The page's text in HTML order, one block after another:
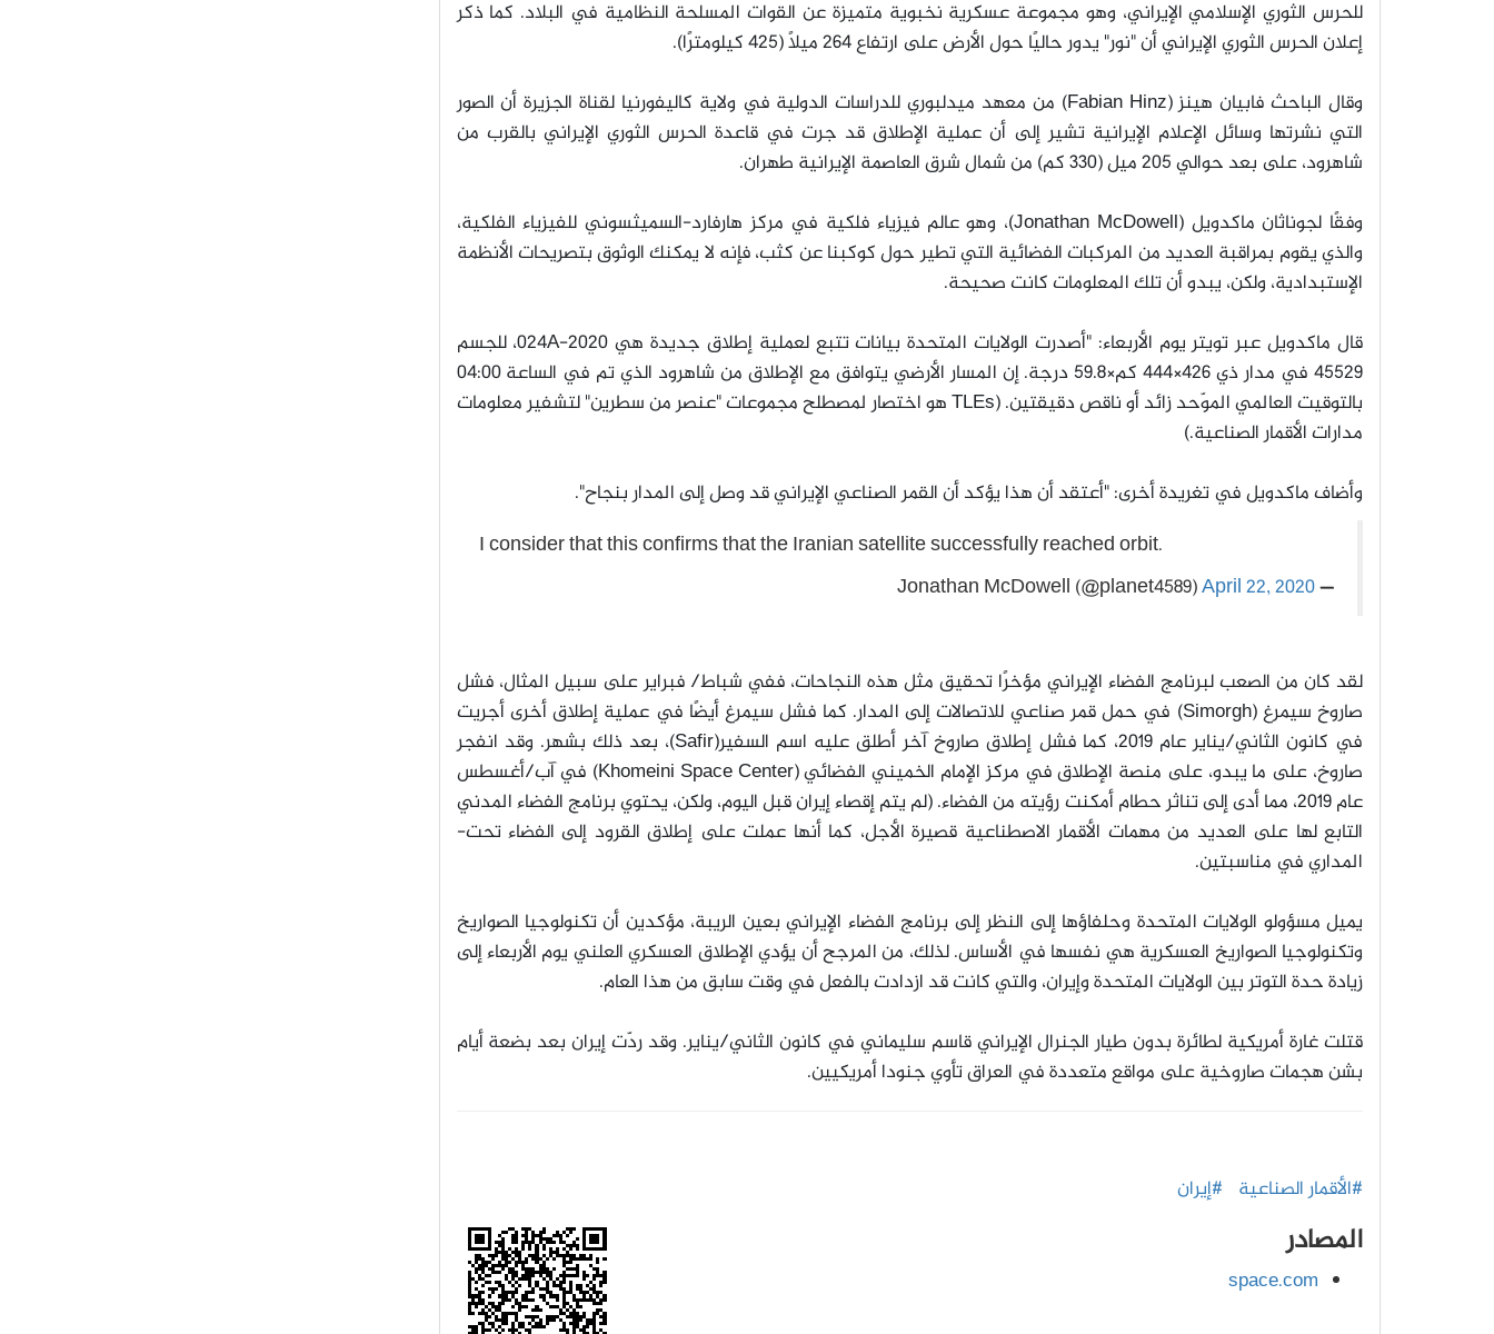
للحرس الثوري الإسلامي الإيراني، وهو مجموعة عسكرية نخبوية متميزة عن القوات المسلحة النظامية في البلاد. كما ذكر
إعلان الحرس الثوري الإيراني أن "نور" يدور حاليًا حول الأرض على ارتفاع 264 ميلاً (425 كيلومترًا)
.
وقال الباحث فابيان هينز(Fabian Hinz)
من معهد ميدلبوري للدراسات الدولية في ولاية كاليفورنيا لقناة الجزيرة أن الصور
التي نشرتها وسائل الإعلام الإيرانية تشير إلى أن عملية الإطلاق قد جرت في قاعدة الحرس الثوري الإيراني بالقرب من
شاهرود، على بعد حوالي 205 ميل (330 كم) من شمال شرق العاصمة الإيرانية طهران
.
وفقًا لجوناثان ماكدويل (Jonathan McDowell)
، وهو عالم فيزياء فلكية في مركز هارفارد-السميثسوني للفيزياء الفلكية،
والذي يقوم بمراقبة العديد من المركبات الفضائية التي تطير حول كوكبنا عن كثب، فإنه لا يمكنك الوثوق بتصريحات الأنظمة
الإستبدادية، ولكن، يبدو أن تلك المعلومات كانت صحيحة.
قال ماكدويل عبر تويتر يوم الأربعاء: "أصدرت الولايات المتحدة بيانات تتبع لعملية إطلاق جديدة هي 2020-024
A
، للجسم
45529 في مدار ذي 426×444 كم×59.8 درجة. إن المسار الأرضي يتوافق مع الإطلاق من شاهرود الذي تم في الساعة 04:00
بالتوقيت العالمي الموّحد زائد أو ناقص دقيقتين. (TLEs
هو اختصار لمصطلح مجموعات "عنصر من سطرين" لتشفير معلومات
مدارات الأقمار الصناعية.)
وأضاف ماكدويل في تغريدة أخرى: "أعتقد أن هذا يؤكد أن القمر الصناعي الإيراني قد وصل إلى المدار بنجاح".
I consider that this confirms that the Iranian satellite successfully reached orbit.
— Jonathan McDowell (@planet4589)
April 22, 2020
لقد كان من الصعب لبرنامج الفضاء الإيراني مؤخرًا تحقيق مثل هذه النجاحات، ففي شباط/ فبراير على سبيل المثال، فشل
صاروخ سيمرغ(Simorgh)
في حمل قمر صناعي للاتصالات إلى المدار. كما فشل سيمرغ أيضًا في عملية إطلاق أخرى أجريت
في كانون الثاني/يناير عام 2019، كما فشل إطلاق صاروخ آخر أطلق عليه اسم السفير
(Safir)
، بعد ذلك بشهر. وقد انفجر
صاروخ، على ما يبدو، على منصة الإطلاق في مركز الإمام الخميني الفضائي(Khomeini Space Center)
في آب/أغسطس
عام 2019، مما أدى إلى تناثر حطام أمكنت رؤيته من الفضاء. (لم يتم إقصاء إيران قبل اليوم، ولكن، يحتوي برنامج الفضاء المدني
التابع لها على العديد من مهمات الأقمار الاصطناعية قصيرة الأجل، كما أنها عملت على إطلاق القرود إلى الفضاء تحت-
المداري في مناسبتين.
يميل مسؤولو الولايات المتحدة وحلفاؤها إلى النظر إلى برنامج الفضاء الإيراني بعين الريبة، مؤكدين أن تكنولوجيا الصواريخ
وتكنولوجيا الصواريخ العسكرية هي نفسها في الأساس. لذلك، من المرجح أن يؤدي الإطلاق العسكري العلني يوم الأربعاء إلى
زيادة حدة التوتر بين الولايات المتحدة وإيران، والتي كانت قد ازدادت بالفعل في وقت سابق من هذا العام.
قتلت غارة أمريكية لطائرة بدون طيار الجنرال الإيراني قاسم سليماني في كانون الثاني/يناير. وقد ردّت إيران بعد بضعة أيام
بشن هجمات صاروخية على مواقع متعددة في العراق تأوي جنودا أمريكيين.
#الأقمار الصناعية #إيران
المصادر
space.com